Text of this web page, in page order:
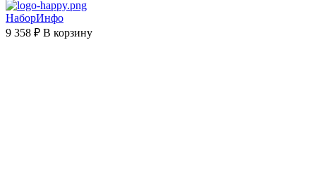
НаборИнфо
9 358 ₽ В корзину